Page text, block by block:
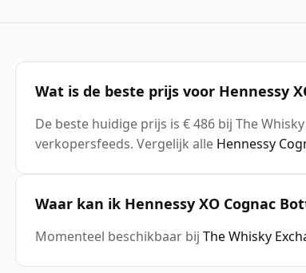
Wat is de beste prijs voor Hennessy
De beste huidige prijs is € 486 bij The
verkopersfeeds. Vergelijk alle Hennessy
Waar kan ik Hennessy XO Cognac
Momenteel beschikbaar bij The Whisky